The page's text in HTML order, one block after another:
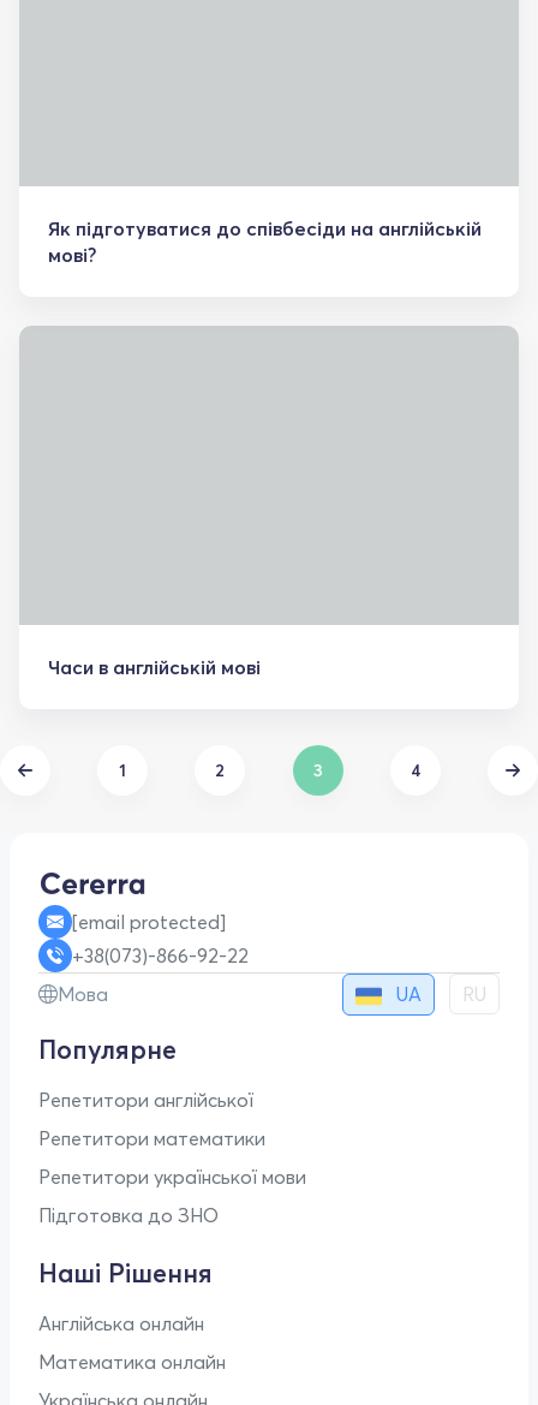
Як підготуватися до співбесіди на англійській
мові?
Часи в англійській мові
1 2 3 4
[email protected]
+38(073)-866-92-22
Мова
UA RU
Популярне
Репетитори англійської
Репетитори математики
Репетитори української мови
Підготовка до ЗНО
Наші Рішення
Англійська онлайн
Математика онлайн
Українська онлайн